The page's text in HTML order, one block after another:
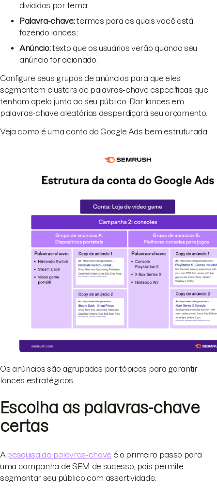
divididos por tema;
Palavra-chave:termos para os quais você está
fazendo lances;
Anúncio:texto que os usuários verão quando seu
anúncio for acionado.
Configure seus grupos de anúncios para que eles
segmentem clusters de palavras-chave específicas que
tenham apelo junto ao seu público. Dar lances em
palavras-chave aleatórias desperdiçará seu orçamento.
Veja como é uma conta do Google Ads bem estruturada:
Os anúncios são agrupados por tópicos para garantir
lances estratégicos.
Escolha as palavras-chave
certas
A pesquisa de palavras-chave é o primeiro passo para
uma campanha de SEM de sucesso, pois permite
segmentar seu público com assertividade.